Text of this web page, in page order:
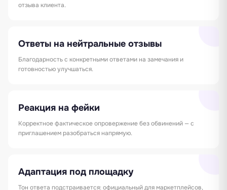
отзыва клиента.
Ответы на нейтральные отзывы
Благодарность с конкретными ответами на замечания и
готовностью улучшаться.
Реакция на фейки
Корректное фактическое опровержение без обвинений — с
приглашением разобраться напрямую.
Адаптация под площадку
Тон ответа подстраивается: официальный для маркетплейсов,